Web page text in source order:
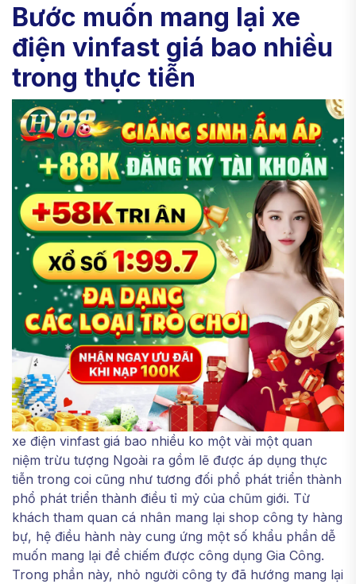
Bước muốn mang lại xe
điện vinfast giá bao nhiều
trong thực tiễn
xe điện vinfast giá bao nhiều ko một vài một quan
niệm trừu tượng Ngoài ra gồm lẽ được áp dụng thực
tiễn trong coi cũng như tương đối phổ phát triển thành
phổ phát triển thành điều tỉ mỷ của chũm giới. Từ
khách tham quan cá nhân mang lại shop công ty hàng
bự, hệ điều hành này cung ứng một số khẩu phần dễ
muốn mang lại để chiếm được công dụng Gia Công.
Trong phần này, nhỏ người công ty đã hướng mang lại